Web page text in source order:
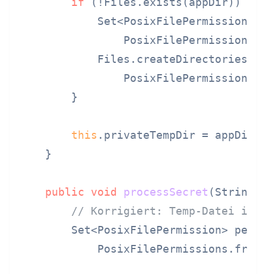
Set<PosixFilePermission>
        }
this .privateTempDir = appDir;
    }
public void processSecret (String
// Korrigiert: Temp-Datei im
Set<PosixFilePermission>